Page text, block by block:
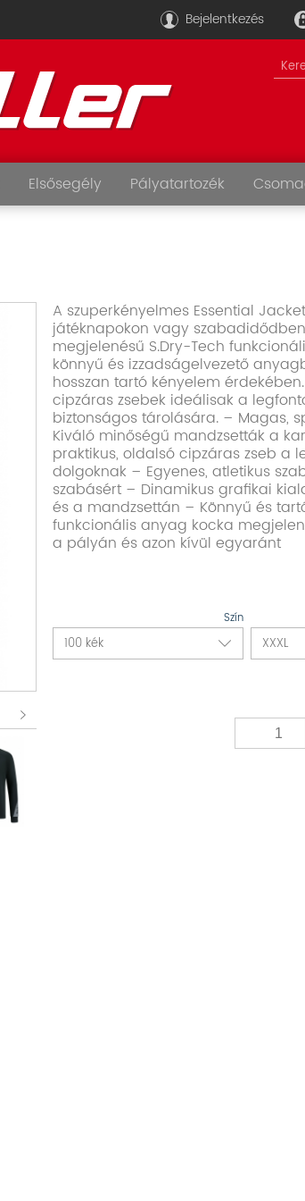
Bejelentkezés
Elsősegély Pályatartozék
A szuperkényelmes Essential
játéknapokon vagy
megjelenésű S.Dry-Tech
könnyű és izzadságelvezető
hosszan tartó kényelem
cipzáras zsebek ideálisak a
biztonságos tárolására. – Magas,
Kiváló minőségű mandzsetták a
praktikus, oldalsó cipzáras zseb a
dolgoknak – Egyenes, atletikus
szabásért – Dinamikus grafikai
és a mandzsettán – Könnyű és
funkcionális anyag kocka
a pályán és azon kívül egyaránt
Szín